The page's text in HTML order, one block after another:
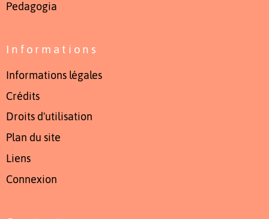
Pedagogia
Informations
Informations légales
Crédits
Droits d'utilisation
Plan du site
Liens
Connexion